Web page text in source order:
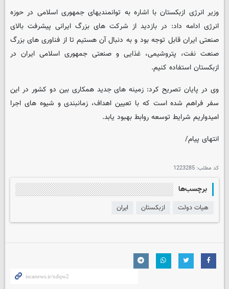
وزیر انرژی ازبکستان با اشاره به توانمندیهای جمهوری اسلامی در حوزه
انرژی ادامه داد: در بازدید از شرکت های بزرگ ایرانی پیشرفت بالای
صنعتی ایران قابل توجه بود و به دنبال آن هستیم تا از فناوری های بزرگ
صنعت نفت،‌ پتروشیمی، غذایی و صنعتی جمهوری اسلامی ایران در
ازبکستان استفاده کنیم.
وی در پایان تصریح کرد: زمینه های جدید همکاری بین دو کشور در این
سفر فراهم شده است که با تعیین اهداف، زمانبندی و شیوه های اجرا
امیدواریم شرایط توسعه روابط بهبود یابد.
انتهای پیام/
کد مطلب: 1223285
برچسب‌ها
هیات دولت ازبکستان ایران